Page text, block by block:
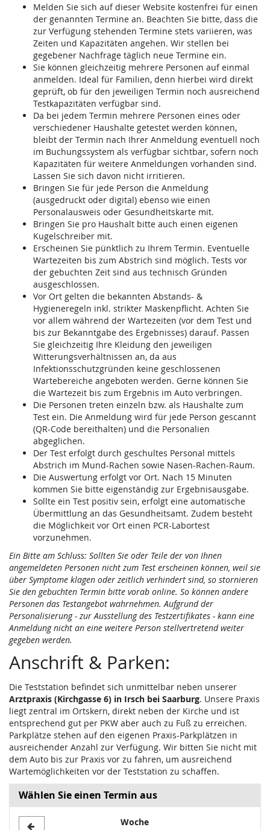
Melden Sie sich auf dieser Website kostenfrei für einen
der genannten Termine an. Beachten Sie bitte, dass die
zur Verfügung stehenden Termine stets variieren, was
Zeiten und Kapazitäten angehen. Wir stellen bei
gegebener Nachfrage täglich neue Termine ein.
Sie können gleichzeitig mehrere Personen auf einmal
anmelden. Ideal für Familien, denn hierbei wird direkt
geprüft, ob für den jeweiligen Termin noch ausreichend
Testkapazitäten verfügbar sind.
Da bei jedem Termin mehrere Personen eines oder
verschiedener Haushalte getestet werden können,
bleibt der Termin nach Ihrer Anmeldung eventuell noch
im Buchungssystem als verfügbar sichtbar, sofern noch
Kapazitäten für weitere Anmeldungen vorhanden sind.
Lassen Sie sich davon nicht irritieren.
Bringen Sie für jede Person die Anmeldung
(ausgedruckt oder digital) ebenso wie einen
Personalausweis oder Gesundheitskarte mit.
Bringen Sie pro Haushalt bitte auch einen eigenen
Kugelschreiber mit.
Erscheinen Sie pünktlich zu Ihrem Termin. Eventuelle
Wartezeiten bis zum Abstrich sind möglich. Tests vor
der gebuchten Zeit sind aus technisch Gründen
ausgeschlossen.
Vor Ort gelten die bekannten Abstands- &
Hygieneregeln inkl. strikter Maskenpflicht. Achten Sie
vor allem während der Wartezeiten (vor dem Test und
bis zur Bekanntgabe des Ergebnisses) darauf. Passen
Sie gleichzeitig Ihre Kleidung den jeweiligen
Witterungsverhältnissen an, da aus
Infektionsschutzgründen keine geschlossenen
Wartebereiche angeboten werden. Gerne können Sie
die Wartezeit bis zum Ergebnis im Auto verbringen.
Die Personen treten einzeln bzw. als Haushalte zum
Test ein. Die Anmeldung wird für jede Person gescannt
(QR-Code bereithalten) und die Personalien
abgeglichen.
Der Test erfolgt durch geschultes Personal mittels
Abstrich im Mund-Rachen sowie Nasen-Rachen-Raum.
Die Auswertung erfolgt vor Ort. Nach 15 Minuten
kommen Sie bitte eigenständig zur Ergebnisausgabe.
Sollte ein Test positiv sein, erfolgt eine automatische
Übermittlung an das Gesundheitsamt. Zudem besteht
die Möglichkeit vor Ort einen PCR-Labortest
vorzunehmen.
Ein Bitte am Schluss: Sollten Sie oder Teile der von Ihnen
angemeldeten Personen nicht zum Test erscheinen können, weil sie
über Symptome klagen oder zeitlich verhindert sind, so stornieren
Sie den gebuchten Termin bitte vorab online. So können andere
Personen das Testangebot wahrnehmen. Aufgrund der
Personalisierung - zur Ausstellung des Testzertifikates - kann eine
Anmeldung nicht an eine weitere Person stellvertretend weiter
gegeben werden.
Anschrift & Parken:
Die Teststation befindet sich unmittelbar neben unserer
Arztpraxis (Kirchgasse 6) in Irsch bei Saarburg. Unsere Praxis
liegt zentral im Ortskern, direkt neben der Kirche und ist
entsprechend gut per PKW aber auch zu Fuß zu erreichen.
Parkplätze stehen auf den eigenen Praxis-Parkplätzen in
ausreichender Anzahl zur Verfügung. Wir bitten Sie nicht mit
dem Auto bis zur Praxis vor zu fahren, um ausreichend
Wartemöglichkeiten vor der Teststation zu schaffen.
Wählen Sie einen Termin aus
Woche